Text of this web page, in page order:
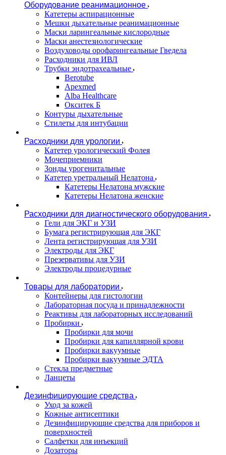
Оборудование реанимационное
Катетеры аспирационные
Мешки дыхательные реанимационные
Маски ларингеальные кислородные
Маски анестезиологические
Воздуховоды орофарингеальные Гведела
Расходники для ИВЛ
Трубки эндотрахеальные
Berotube
Apexmed
Alba Healthcare
Окситек Б
Контуры дыхательные
Стилеты для интубации
Расходники для урологии
Катетер урологический Фолея
Мочеприемники
Зонды урогенитальные
Катетер уретральный Нелатона
Катетеры Нелатона мужские
Катетеры Нелатона женские
Расходники для диагностического оборудования
Гели для ЭКГ и УЗИ
Бумага регистрирующая для ЭКГ
Лента регистрирующая для УЗИ
Электроды для ЭКГ
Презервативы для УЗИ
Электроды процедурные
Товары для лаборатории
Контейнеры для гистологии
Лабораторная посуда и принадлежности
Реактивы для лабораторных исследований
Пробирки
Пробирки для мочи
Пробирки для капиллярной крови
Пробирки вакуумные
Пробирки вакуумные ЭДТА
Стекла предметные
Ланцеты
Дезинфицирующие средства
Уход за кожей
Кожные антисептики
Дезинфицирующие средства для приборов и
поверхностей
Салфетки для инъекций
Дозаторы